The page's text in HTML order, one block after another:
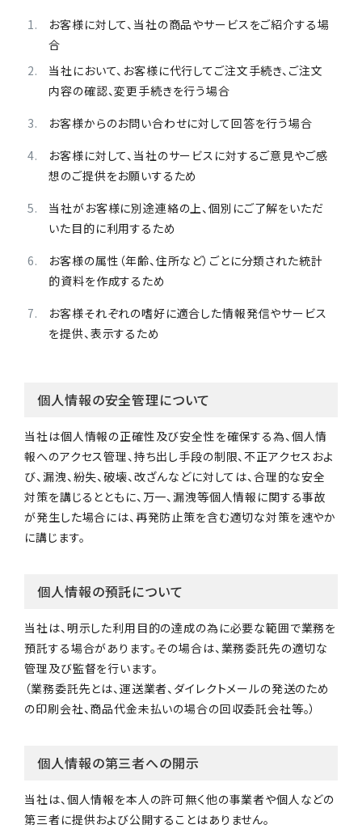
お客様に対して、当社の商品やサービスをご紹介する場
合
当社において、お客様に代行してご注文手続き、ご注文
内容の確認、変更手続きを行う場合
お客様からのお問い合わせに対して回答を行う場合
お客様に対して、当社のサービスに対するご意見やご感
想のご提供をお願いするため
当社がお客様に別途連絡の上、個別にご了解をいただ
いた目的に利用するため
お客様の属性（年齢、住所など）ごとに分類された統計
的資料を作成するため
お客様それぞれの嗜好に適合した情報発信やサービス
を提供、表示するため
個人情報の安全管理について
当社は個人情報の正確性及び安全性を確保する為、個人情
報へのアクセス管理、持ち出し手段の制限、不正アクセスおよ
び、漏洩、紛失、破壊、改ざんなどに対しては、合理的な安全
対策を講じるとともに、万一、漏洩等個人情報に関する事故
が発生した場合には、再発防止策を含む適切な対策を速やか
に講じます。
個人情報の預託について
当社は、明示した利用目的の達成の為に必要な範囲で業務を
預託する場合があります。その場合は、業務委託先の適切な
管理及び監督を行います。
（業務委託先とは、運送業者、ダイレクトメールの発送のため
の印刷会社、商品代金未払いの場合の回収委託会社等。）
個人情報の第三者への開示
当社は、個人情報を本人の許可無く他の事業者や個人などの
第三者に提供および公開することはありません。